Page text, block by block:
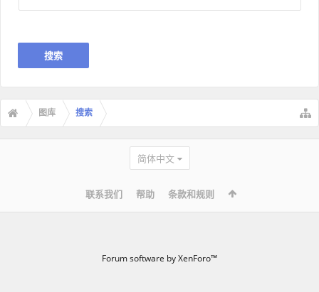
图库 搜索
简体中文
联系我们 帮助 条款和规则
Forum software by XenForo™